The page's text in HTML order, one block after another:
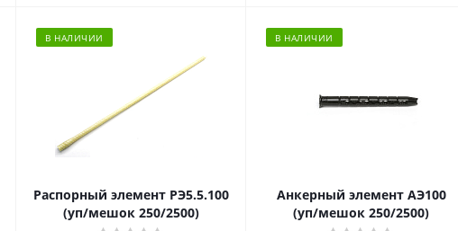
В НАЛИЧИИ
Распорный элемент РЭ5.5.100
(уп/мешок 250/2500)
В НАЛИЧИИ
Анкерный элемент АЭ100
(уп/мешок 250/2500)